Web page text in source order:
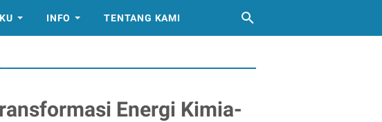
INFO TENTANG KAMI
Energi Kimia-